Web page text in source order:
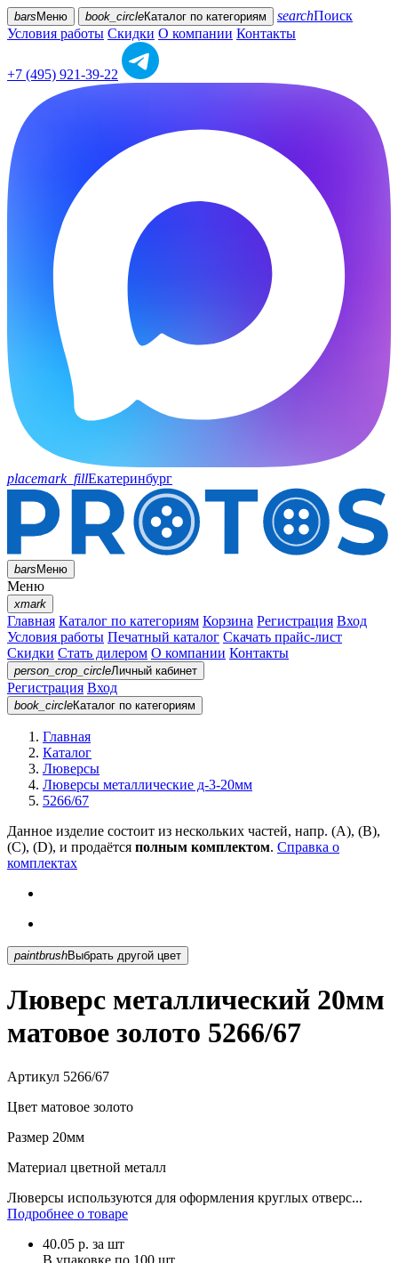
bars Меню book_circleКаталог по категориям searchПоиск
Условия работы Скидки О компании Контакты
+7 (495) 921-39-22
placemark_fillЕкатеринбург
barsМеню
Меню
xmark
Главная Каталог по категориям Корзина Регистрация Вход
Условия работы Печатный каталог Скачать прайс-лист
Скидки Стать дилером О компании Контакты
person_crop_circleЛичный кабинет
Регистрация Вход
book_circleКаталог по категориям
Главная
Каталог
Люверсы
Люверсы металлические д-3-20мм
5266/67
Данное изделие состоит из нескольких частей, напр. (А), (B),
(С), (D), и продаётся полным комплектом. Справка о
комплектах
paintbrush Выбрать другой цвет
Люверс металлический 20мм
матовое золото 5266/67
Артикул 5266/67
Цвет матовое золото
Размер 20мм
Материал цветной металл
Люверсы используются для оформления круглых отверс...
Подробнее о товаре
40.05 р. за шт
В упаковке по 100 шт